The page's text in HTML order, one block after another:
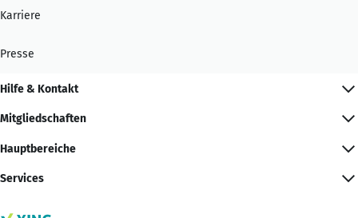
Karriere
Presse
Hilfe & Kontakt
Mitgliedschaften
Hauptbereiche
Services